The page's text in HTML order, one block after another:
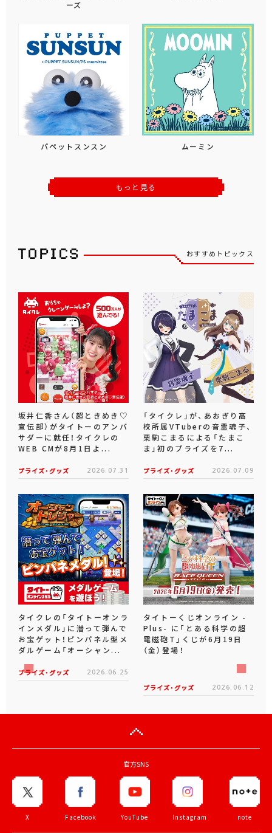
ーズ
パペットスンスン ムーミン
もっと見る
おすすめトピックス
坂井仁香さん（超ときめき♡
宣伝部）がタイトーのアンバ
サダーに就任！タイクレの
WEB CMが8月1日よ...
プライズ・グッズ 2026.07.31
「タイクレ」が、あおぎり高
校所属VTuberの音霊魂子、
栗駒こまるによる「たまこ
ま」初のプライズを7...
プライズ・グッズ 2026.07.09
タイクレの「タイトーオンラ
インメダル」に潜って弾んで
お宝ゲット！ピンパネル型メ
ダルゲーム「オーシャン...
プライズ・グッズ 2026.06.25
タイトーくじオンライン -
Plus- に「とある科学の超
電磁砲T」くじが6月19日
（金）登場！
プライズ・グッズ 2026.06.12
官方SNS
X Facebook YouTube Instagram note